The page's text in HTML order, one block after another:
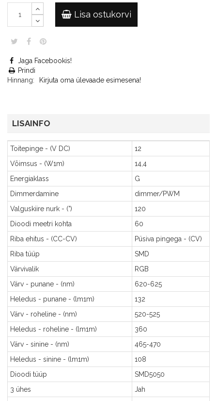
Lisa ostukorvi
Jaga Facebookis!
Prindi
Hinnang:
Kirjuta oma ülevaade esimesena!
LISAINFO
Toitepinge - (V DC)
12
Võimsus - (W1m)
14,4
Energiaklass
G
Dimmerdamine
dimmer/PWM
Valguskiire nurk - (°)
120
Dioodi meetri kohta
60
Riba ehitus - (CC-CV)
Püsiva pingega - (CV)
Riba tüüp
SMD
Värvivalik
RGB
Värv - punane - (nm)
620-625
Heledus - punane - (lm1m)
132
Värv - roheline - (nm)
520-525
Heledus - roheline - (lm1m)
360
Värv - sinine - (nm)
465-470
Heledus - sinine - (lm1m)
108
Dioodi tüüp
SMD5050
3 ühes
Jah